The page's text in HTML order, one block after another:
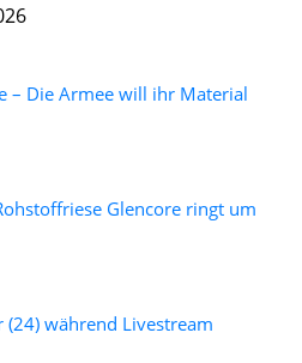
– Die Armee will ihr Material
Glencore ringt um
(24) während Livestream